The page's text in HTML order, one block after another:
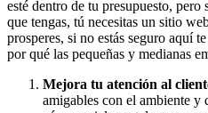
esté dentro de tu presupuesto,
que tengas, tú necesitas un sitio
prosperes, si no estás seguro aquí
por qué las pequeñas y medianas
Mejora tu atención al
amigables con el ambiente y